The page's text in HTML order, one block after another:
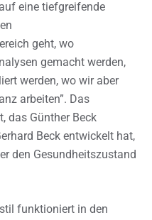
eine tiefgreifende
geht, wo
gemacht werden,
werden, wo wir aber
arbeiten”. Das
das Günther Beck
Beck entwickelt hat,
den Gesundheitszustand
funktioniert in den